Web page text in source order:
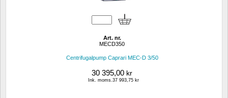
Art. nr.
MECD350
Centrifugalpump Caprari MEC-D 3/50
30 395,00 kr
Ink. moms.37 993,75 kr